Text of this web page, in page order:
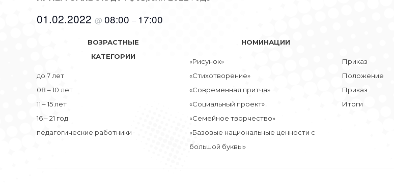
01.02.2022 @ 08:00 – 17:00
ВОЗРАСТНЫЕ
КАТЕГОРИИ
до 7 лет
08 – 10 лет
11 – 15 лет
16 – 21 год
педагогические работники
НОМИНАЦИИ
«Рисунок»
«Стихотворение»
«Современная притча»
«Социальный проект»
«Семейное творчество»
«Базовые национальные ценности с
большой буквы»
Приказ
Положение
Приказ
Итоги